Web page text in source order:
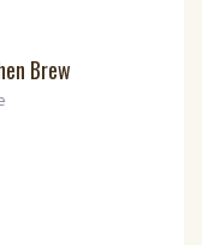
Brew